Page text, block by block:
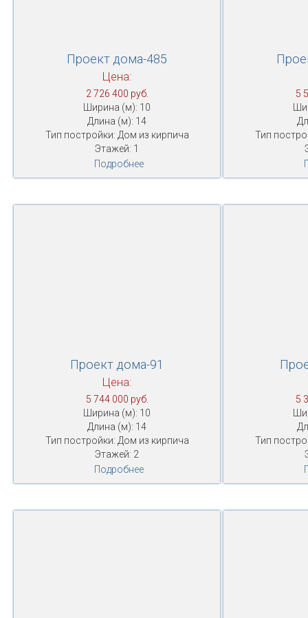
Проект дома-485
Цена:
2 726 400 руб.
Ширина (м): 10
Длина (м): 14
Тип постройки: Дом из кирпича
Этажей: 1
Подробнее
5
Тип
Проект дома-91
Цена:
5 744 000 руб.
Ширина (м): 10
Длина (м): 14
Тип постройки: Дом из кирпича
Этажей: 2
Подробнее
5
Тип